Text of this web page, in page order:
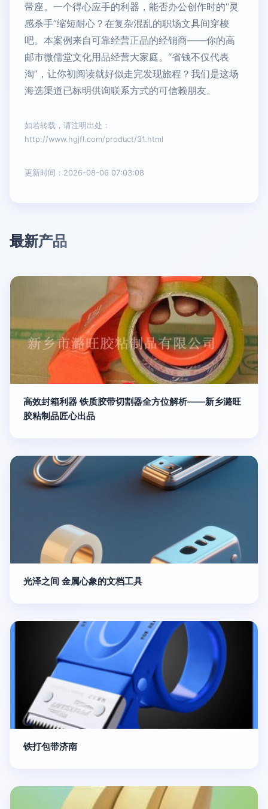
带座。一个得心应手的利器，能否办公创作时的“灵
感杀手”缩短耐心？在复杂混乱的职场文具间穿梭
吧。本案例来自可靠经营正品的经销商——你的高
邮市微儒堂文化用品经营大家庭。“省钱不仅代表
淘”，让你初阅读就好似走完发现旅程？我们是这场
海选渠道已标明供询联系方式的可信赖朋友。
如若转载，请注明出处：
http://www.hgjfl.com/product/31.html
更新时间：2026-08-06 07:03:08
最新产品
高效封箱利器 铁质胶带切割器全方位解析——新乡潞旺
胶粘制品匠心出品
光泽之间 金属心象的文档工具
铁打包带济南